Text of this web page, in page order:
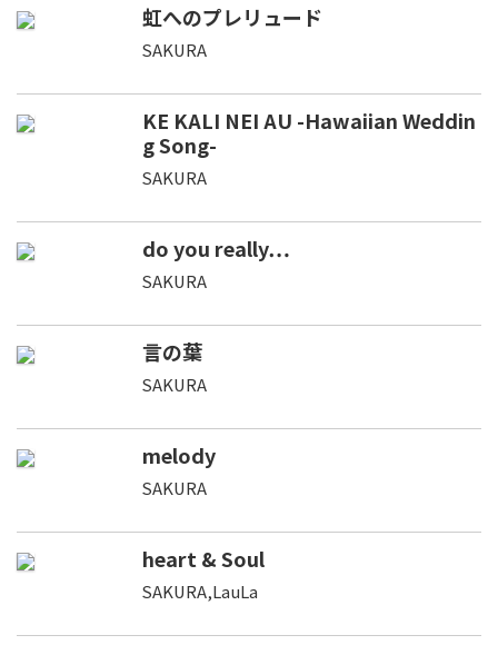
虹へのプレリュード
SAKURA
KE KALI NEI AU -Hawaiian Weddin
g Song-
SAKURA
do you really…
SAKURA
言の葉
SAKURA
melody
SAKURA
heart & Soul
SAKURA,LauLa